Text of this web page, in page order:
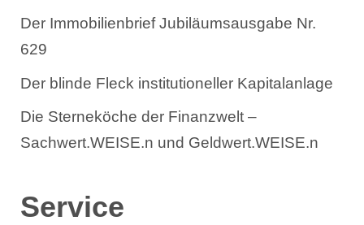
Der Immobilienbrief Jubiläumsausgabe Nr.
629
Der blinde Fleck institutioneller Kapitalanlage
Die Sterneköche der Finanzwelt –
Sachwert.WEISE.n und Geldwert.WEISE.n
Service